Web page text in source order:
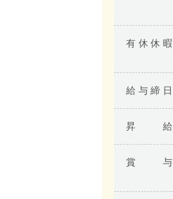
有休休暇
給与締日
昇給
賞与